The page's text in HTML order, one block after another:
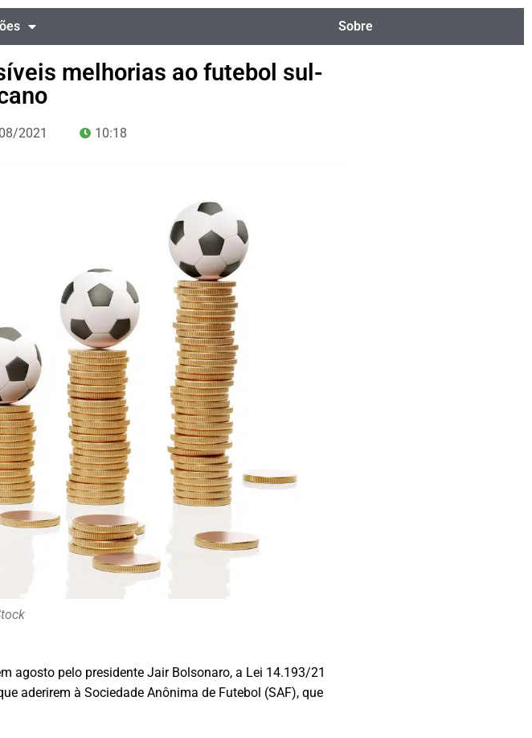
Sobre
melhorias ao futebol sul-
2021 10:18
agosto pelo presidente Jair Bolsonaro, a Lei 14.193/21
aderirem à Sociedade Anônima de Futebol (SAF), que